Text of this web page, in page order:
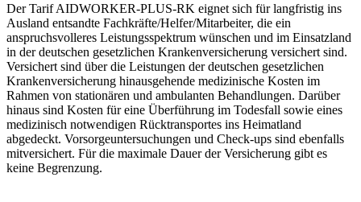
Der Tarif AIDWORKER-PLUS-RK eignet sich für langfristig ins
Ausland entsandte Fachkräfte/Helfer/Mitarbeiter, die ein
anspruchsvolleres Leistungsspektrum wünschen und im Einsatzland
in der deutschen gesetzlichen Krankenversicherung versichert sind.
Versichert sind über die Leistungen der deutschen gesetzlichen
Krankenversicherung hinausgehende medizinische Kosten im
Rahmen von stationären und ambulanten Behandlungen. Darüber
hinaus sind Kosten für eine Überführung im Todesfall sowie eines
medizinisch notwendigen Rücktransportes ins Heimatland
abgedeckt. Vorsorgeuntersuchungen und Check-ups sind ebenfalls
mitversichert. Für die maximale Dauer der Versicherung gibt es
keine Begrenzung.